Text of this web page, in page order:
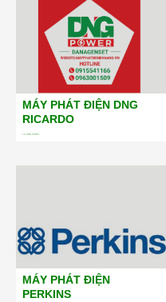
MÁY PHÁT ĐIỆN DNG
RICARDO
19SẢN PHẨM
MÁY PHÁT ĐIỆN
PERKINS